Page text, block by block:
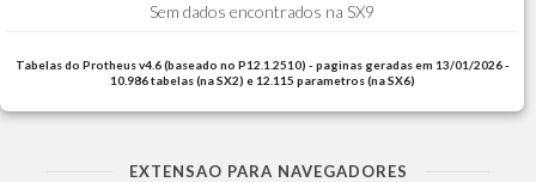
Sem dados encontrados na SX9
Tabelas do Protheus v4.6 (baseado no P12.1.2510) - paginas geradas em 13/01/2026 -
10.986 tabelas (na SX2) e 12.115 parametros (na SX6)
EXTENSAO PARA NAVEGADORES